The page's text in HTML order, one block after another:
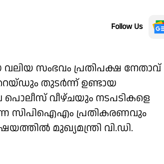
Follow Us
സംഭവം പ്രതിപക്ഷ നേതാവ്
റെയ്ഡും തുടർന്ന് ഉണ്ടായ
വീഴ്ചയും നടപടികളെ
സിപിഐഎം പ്രതികരണവും
മുഖ്യമന്ത്രി വി.ഡി.